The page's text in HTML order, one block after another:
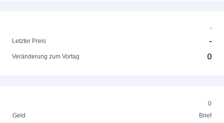
-
Letzter Preis
-
Veränderung zum Vortag 0
0
Geld
Brief